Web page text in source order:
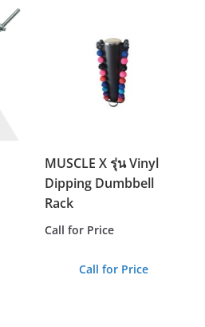
MUSCLE X รุ่น Vinyl
Dipping Dumbbell
Rack
Call for Price
Call for Price